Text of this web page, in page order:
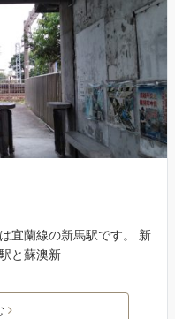
宜蘭線の新馬駅です。 新
と蘇澳新